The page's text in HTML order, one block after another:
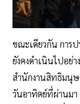
ขณะเดียวกัน การป
ยังคงดำเนินไปอย่
สำนักงานสิทธิมนุ
วันอาทิตย์ที่ผ่านมา